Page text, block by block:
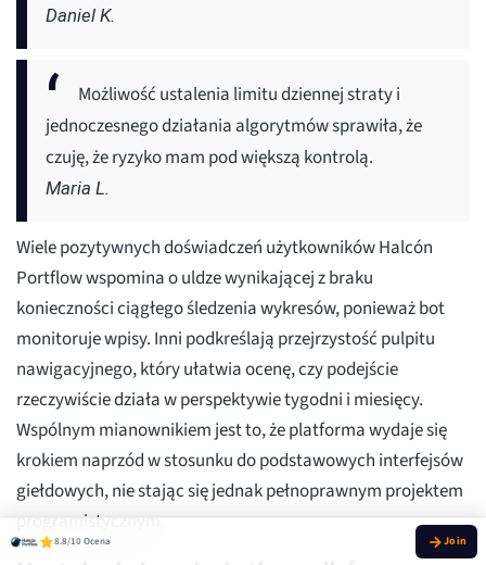
Daniel K.
Możliwość ustalenia limitu dziennej straty i
jednoczesnego działania algorytmów sprawiła, że
czuję, że ryzyko mam pod większą kontrolą.
Maria L.
Wiele pozytywnych doświadczeń użytkowników Halcón
Portflow wspomina o uldze wynikającej z braku
konieczności ciągłego śledzenia wykresów, ponieważ bot
monitoruje wpisy. Inni podkreślają przejrzystość pulpitu
nawigacyjnego, który ułatwia ocenę, czy podejście
rzeczywiście działa w perspektywie tygodni i miesięcy.
Wspólnym mianownikiem jest to, że platforma wydaje się
krokiem naprzód w stosunku do podstawowych interfejsów
giełdowych, nie stając się jednak pełnoprawnym projektem
programistycznym.
8.8/10 Ocena